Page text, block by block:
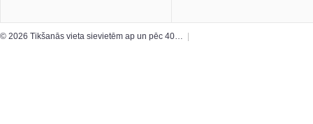
© 2026 Tikšanās vieta sievietēm ap un pēc 40… |